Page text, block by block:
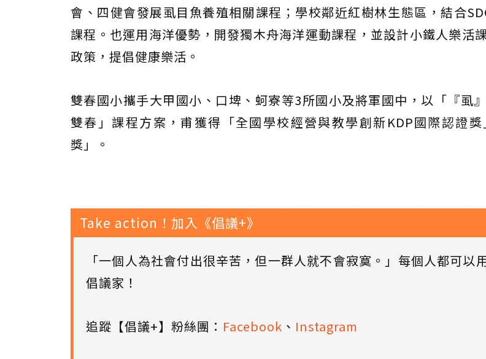
會、四健會發展虱目魚養殖相關課程；學校鄰近紅樹林生態區，結合
課程。也運用海洋優勢，開發獨木舟海洋運動課程，並設計小鐵人樂活
政策，提倡健康樂活。
雙春國小攜手大甲國小、口埤、蚵寮等3所國小及將軍國中，以「『虱
雙春」課程方案，甫獲得「全國學校經營與教學創新KDP國際認證
獎」。
Take action！加入《倡議+》
「一個人為社會付出很辛苦，但一群人就不會寂寞。」每個人都可以
倡議家！
追蹤【倡議+】粉絲團： Facebook 、 Instagram